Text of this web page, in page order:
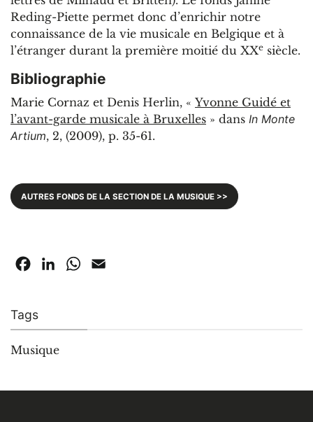
Reding-Piette permet donc d’enrichir notre
connaissance de la vie musicale en Belgique et à
l’étranger durant la première moitié du XXe siècle.
Bibliographie
Marie Cornaz et Denis Herlin, « Yvonne Guidé et
l’avant-garde musicale à Bruxelles » dans In Monte
Artium, 2, (2009), p. 35-61.
AUTRES FONDS DE LA SECTION DE LA MUSIQUE >>
FacebookLinkedInWhatsApp
Tags
Musique